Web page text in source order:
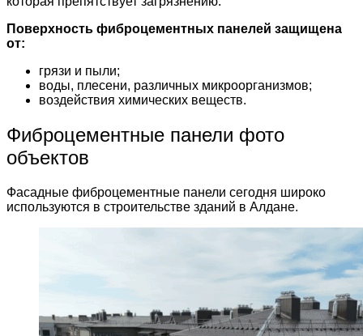
Поверхность фиброцементных панелей защищена
от:
грязи и пыли;
воды, плесени, различных микроорганизмов;
воздействия химических веществ.
Фиброцементные панели фото
объектов
Фасадные фиброцементные панели сегодня широко
используются в строительстве зданий в Алдане.